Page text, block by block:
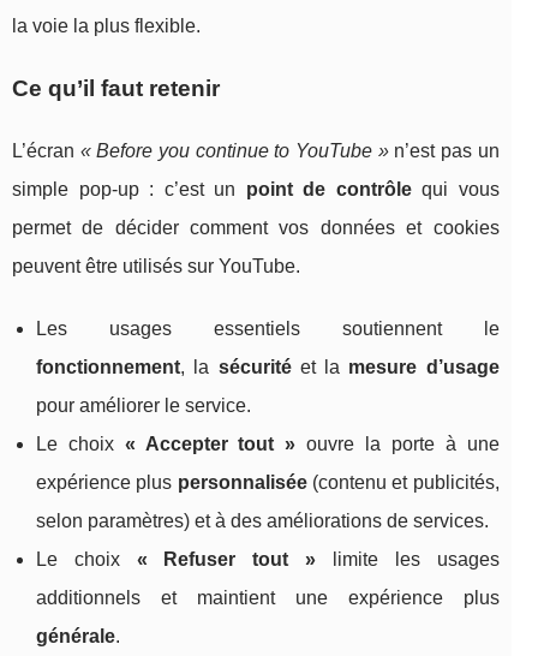
la voie la plus flexible.
Ce qu’il faut retenir
L’écran « Before you continue to YouTube »n’est pas un
simple pop-up : c’est un point de contrôlequi vous
permet de décider comment vos données et cookies
peuvent être utilisés sur YouTube.
Les usages essentiels soutiennent le
fonctionnement, la sécuritéet la mesure d’usage
pour améliorer le service.
Le choix « Accepter tout » ouvre la porte à une
expérience plus personnalisée(contenu et publicités,
selon paramètres) et à des améliorations de services.
Le choix « Refuser tout » limite les usages
additionnels et maintient une expérience plus
générale.